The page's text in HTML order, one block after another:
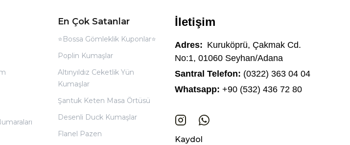
En Çok Satanlar
⭐Bossa Gömleklik Kuponlar⭐
Poplin Kumaşlar
Altınyıldız Ceketlik Yün
Kumaşlar
Şantuk Keten Masa Örtüsü
Desenli Duck Kumaşlar
Flanel Pazen
İletişim
Adres: Kuruköprü, Çakmak Cd.
No:1, 01060 Seyhan/Adana
Santral Telefon: (0322) 363 04 04
Whatsapp: +90 (532) 436 72 80
Kaydol